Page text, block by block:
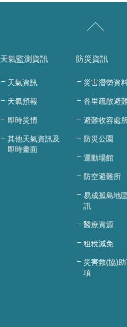
天氣監測資訊
天氣資訊
天氣預報
即時災情
其他天氣資訊及
即時畫面
防災資訊
災害潛勢資
各里疏散避
避難收容處
防災公園
運動場館
防空避難所
易成孤島地
訊
醫療資源
租稅減免
災害救(協)
項